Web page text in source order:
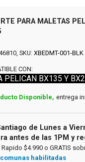
PARA MALETAS
SKU: XBEDMT-001-BLK
CON:
PELICAN BX135 Y
Disponible, entrega
de Lunes a
antes de las 1PM y
$4.990 o GRATIS
habilitadas